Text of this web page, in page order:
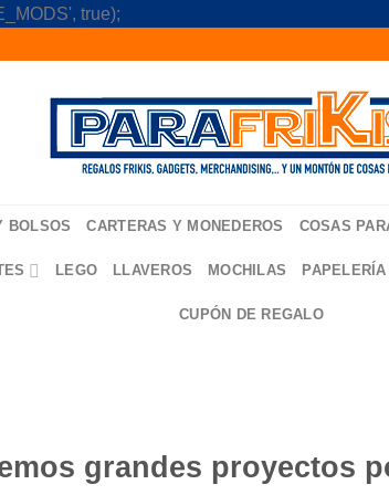
true);
BOLSOS CARTERAS Y MONEDEROS COSAS
LEGO LLAVEROS MOCHILAS PAPELERÍA
CUPÓN DE REGALO
grandes proyectos